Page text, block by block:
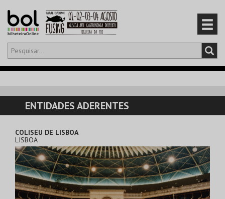
Olá,iniciar sessão
CARRINHO
EVENTOS
CARTÕES
PRODUTOS
ENTIDADES ADERENTES
COLISEU DE LISBOA
LISBOA